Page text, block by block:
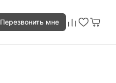
Перезвонить мне